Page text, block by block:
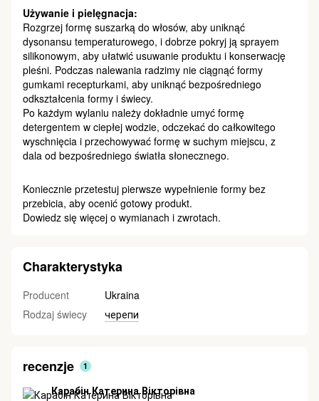
Używanie i pielęgnacja:
Rozgrzej formę suszarką do włosów, aby uniknąć
dysonansu temperaturowego, i dobrze pokryj ją sprayem
silikonowym, aby ułatwić usuwanie produktu i konserwację
pleśni. Podczas nalewania radzimy nie ciągnąć formy
gumkami recepturkami, aby uniknąć bezpośredniego
odkształcenia formy i świecy.
Po każdym wylaniu należy dokładnie umyć formę
detergentem w ciepłej wodzie, odczekać do całkowitego
wyschnięcia i przechowywać formę w suchym miejscu, z
dala od bezpośredniego światła słonecznego.
Koniecznie przetestuj pierwsze wypełnienie formy bez
przebicia, aby ocenić gotowy produkt.
Dowiedz się więcej o wymianach i zwrotach.
Charakterystyka
Producent
Ukraina
Rodzaj świecy
черепи
recenzje 1
Карабін Катерина Вікторівна